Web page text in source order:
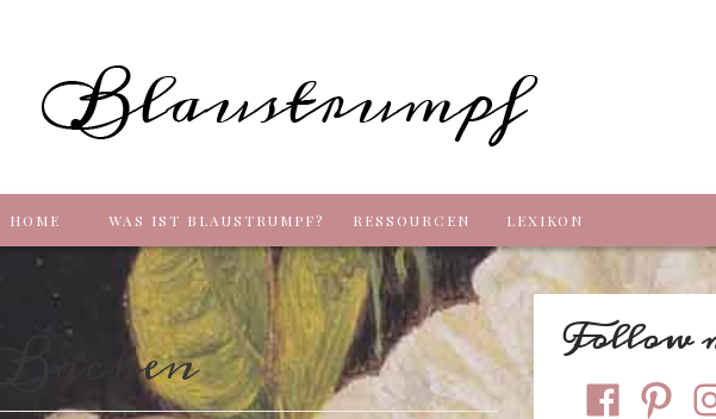
HOME WAS IST BLAUSTRUMPF? RESSOURCEN LEXIKON
Backen Follow
facebookpinterest